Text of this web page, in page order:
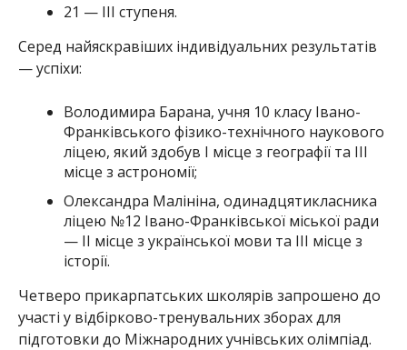
21 — III ступеня.
Серед найяскравіших індивідуальних результатів
— успіхи:
Володимира Барана, учня 10 класу Івано-
Франківського фізико-технічного наукового
ліцею, який здобув І місце з географії та III
місце з астрономії;
Олександра Малініна, одинадцятикласника
ліцею №12 Івано-Франківської міської ради
— II місце з української мови та III місце з
історії.
Четверо прикарпатських школярів запрошено до
участі у відбірково-тренувальних зборах для
підготовки до Міжнародних учнівських олімпіад.